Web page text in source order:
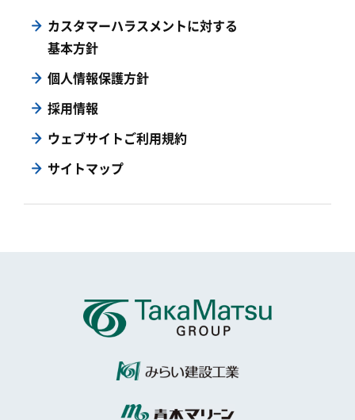
カスタマーハラスメントに対する
基本方針
個人情報保護方針
採用情報
ウェブサイトご利用規約
サイトマップ